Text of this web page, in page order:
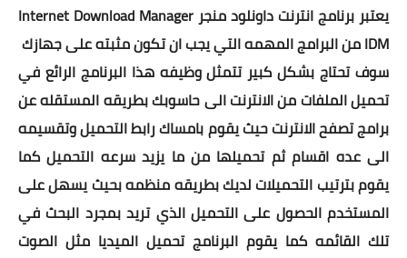
يعتبر برنامج انترنت داونلود منجر Internet Download Manager
IDM من البرامج المهمه التي يجب ان تكون مثبته على جهازك
سوف تحتاج بشكل كبير تتمثل وظيفه هذا البرنامج الرائع في
تحميل الملفات من الانترنت الى حاسوبك بطريقه المستقله عن
برامج تصفح الانترنت حيث يقوم بامساك رابط التحميل وتقسيمه
الى عده اقسام ثم تحميلها من ما يزيد سرعه التحميل كما
يقوم بترتيب التحميلات لديك بطريقه منظمه بحيث يسهل على
المستخدم الحصول على التحميل الذي تريد بمجرد البحث في
تلك القائمه كما يقوم البرنامج تحميل الميديا مثل الصوت